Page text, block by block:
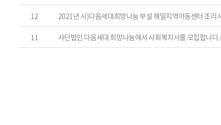
12 2021년 사)다음세대희망나눔 부설 해밀지역아동센터 조리
11 사단법인 다음세대 희망나눔에서 사회복지사를 모집합니